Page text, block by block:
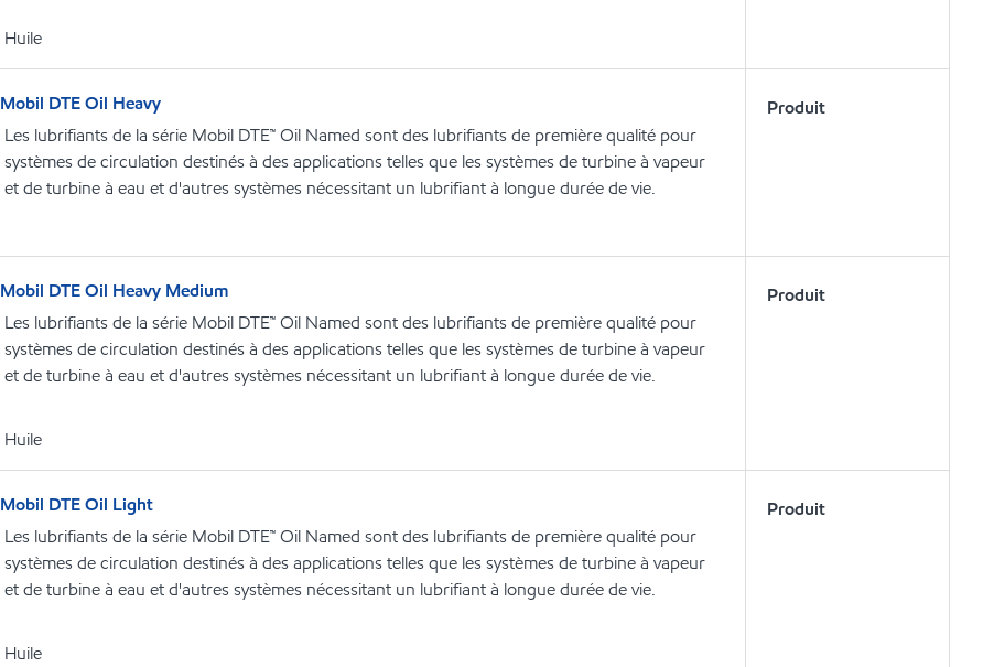
Huile
Mobil DTE Oil Heavy
Les lubrifiants de la série Mobil DTE™ Oil Named sont des lubrifiants de première qualité pour
systèmes de circulation destinés à des applications telles que les systèmes de turbine à vapeur
et de turbine à eau et d'autres systèmes nécessitant un lubrifiant à longue durée de vie.
Produit
Mobil DTE Oil Heavy Medium
Les lubrifiants de la série Mobil DTE™ Oil Named sont des lubrifiants de première qualité pour
systèmes de circulation destinés à des applications telles que les systèmes de turbine à vapeur
et de turbine à eau et d'autres systèmes nécessitant un lubrifiant à longue durée de vie.
Huile
Produit
Mobil DTE Oil Light
Les lubrifiants de la série Mobil DTE™ Oil Named sont des lubrifiants de première qualité pour
systèmes de circulation destinés à des applications telles que les systèmes de turbine à vapeur
et de turbine à eau et d'autres systèmes nécessitant un lubrifiant à longue durée de vie.
Huile
Produit